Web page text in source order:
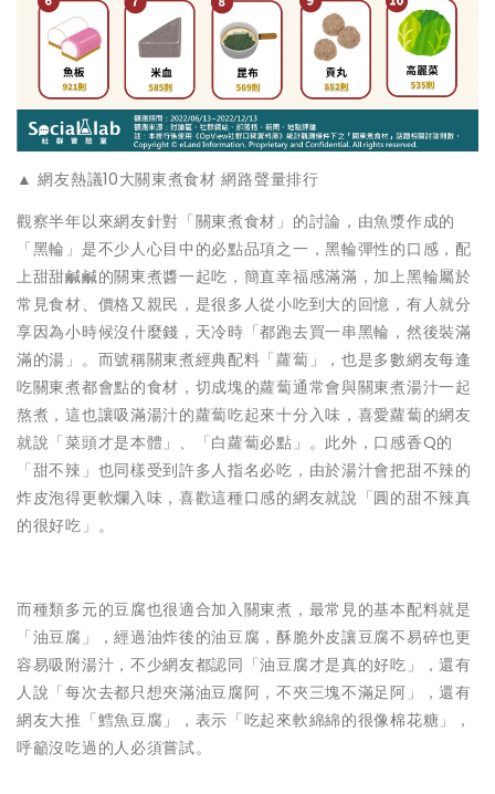
▲ 網友熱議10大關東煮食材 網路聲量排行
觀察半年以來網友針對「關東煮食材」的討論，由魚漿作成的
「黑輪」是不少人心目中的必點品項之一，黑輪彈性的口感，配
上甜甜鹹鹹的關東煮醬一起吃，簡直幸福感滿滿，加上黑輪屬於
常見食材、價格又親民，是很多人從小吃到大的回憶，有人就分
享因為小時候沒什麼錢，天冷時「都跑去買一串黑輪，然後裝滿
滿的湯」。而號稱關東煮經典配料「蘿蔔」，也是多數網友每逢
吃關東煮都會點的食材，切成塊的蘿蔔通常會與關東煮湯汁一起
熬煮，這也讓吸滿湯汁的蘿蔔吃起來十分入味，喜愛蘿蔔的網友
就說「菜頭才是本體」、「白蘿蔔必點」。此外，口感香Q的
「甜不辣」也同樣受到許多人指名必吃，由於湯汁會把甜不辣的
炸皮泡得更軟爛入味，喜歡這種口感的網友就說「圓的甜不辣真
的很好吃」。
而種類多元的豆腐也很適合加入關東煮，最常見的基本配料就是
「油豆腐」，經過油炸後的油豆腐，酥脆外皮讓豆腐不易碎也更
容易吸附湯汁，不少網友都認同「油豆腐才是真的好吃」，還有
人說「每次去都只想夾滿油豆腐阿，不夾三塊不滿足阿」，還有
網友大推「鱈魚豆腐」，表示「吃起來軟綿綿的很像棉花糖」，
呼籲沒吃過的人必須嘗試。